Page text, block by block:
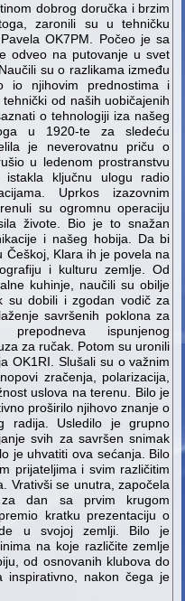
dobrog doručka i brzim
zaronili su u tehničku
OK7PM. Počeo je sa
odveo na putovanje u svet
su o razlikama između
io njihovim prednostima i
od naših uobičajenih
o tehnologiji iza našeg
u 1920-te za sledeću
je neverovatnu priču o
u ledenom prostranstvu
ključnu ulogu radio
Uprkos izazovnim
su ogromnu operaciju
živote. Bio je to snažan
i našeg hobija. Da bi
Češkoj, Klara ih je povela na
i kulturu zemlje. Od
kuhinje, naučili su obilje
su dobili i zgodan vodič za
savršenih poklona za
ispunjenog
za ručak. Potom su uronili
OK1RI. Slušali su o važnim
zračenja, polarizacija,
uslova na terenu. Bilo je
proširilo njihovo znanje o
radija. Usledilo je grupno
svih za savršen snimak
je uhvatiti ova sećanja. Bilo
prijateljima i svim različitim
Vrativši se unutra, započela
dan sa prvim krugom
kratku prezentaciju o
u svojoj zemlji. Bilo je
na koje različite zemlje
od osnovanih klubova do
inspirativno, nakon čega je